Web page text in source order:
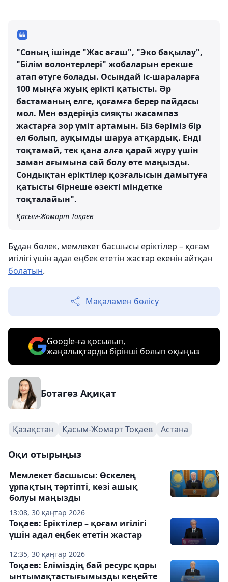
"Соның ішінде "Жас ағаш", "Эко бақылау",
"Білім волонтерлері" жобаларын ерекше
атап өтуге болады. Осындай іс-шараларға
100 мыңға жуық ерікті қатысты. Әр
бастаманың елге, қоғамға берер пайдасы
мол. Мен өздеріңіз сияқты жасампаз
жастарға зор үміт артамын. Біз бәріміз бір
ел болып, ауқымды шаруа атқардық. Енді
тоқтамай, тек қана алға қарай жүру үшін
заман ағымына сай болу өте маңызды.
Сондықтан еріктілер қозғалысын дамытуға
қатысты бірнеше өзекті міндетке
тоқталайын".
Қасым-Жомарт Тоқаев
Бұдан бөлек, мемлекет басшысы еріктілер – қоғам
игілігі үшін адал еңбек ететін жастар екенін айтқан
болатын.
Мақаламен бөлісу
Google-ға қосылып,
жаңалықтарды бірінші болып оқыңыз
Ботагөз Ақиқат
Қазақстан Қасым-Жомарт Тоқаев Астана
Оқи отырыңыз
13:08, 30 қаңтар 2026
Мемлекет басшысы: Өскелең
ұрпақтың тәртіпті, көзі ашық
болуы маңызды
12:35, 30 қаңтар 2026
Тоқаев: Еріктілер – қоғам игілігі
үшін адал еңбек ететін жастар
Тоқаев: Еліміздің бай ресурс қоры
ынтымақтастығымызды кеңейте